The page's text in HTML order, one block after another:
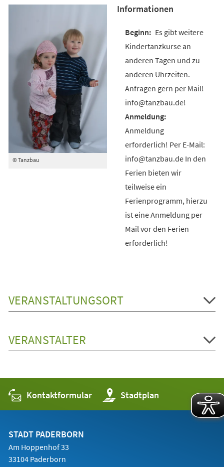
© Tanzbau
Informationen
Es gibt weitere
Kindertanzkurse an
anderen Tagen und zu
anderen Uhrzeiten.
Anfragen gern per Mail!
info@tanzbau.de!
Anmeldung
erforderlich! Per E-Mail:
info@tanzbau.de In den
Ferien bieten wir
teilweise ein
Ferienprogramm, hierzu
ist eine Anmeldung per
Mail vor den Ferien
erforderlich!
VERANSTALTUNGSORT
VERANSTALTER
Kontaktformular Stadtplan
(Öffnet
in
einem
STADT PADERBORN
Am Hoppenhof 33
33104 Paderborn